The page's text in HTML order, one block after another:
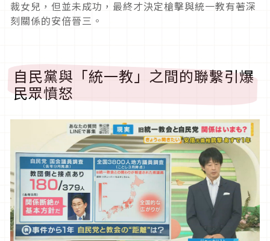
裁女兒，但並未成功，最終才決定槍擊與統一教有著深
刻關係的安倍晉三。
自民黨與「統一教」之間的聯繫引爆
民眾憤怒